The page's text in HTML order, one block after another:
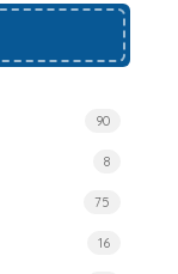
90
8
75
16